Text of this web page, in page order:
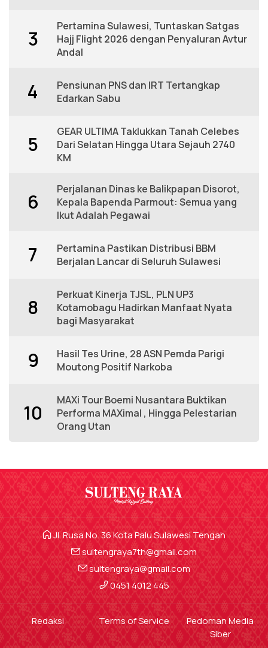
3
Pertamina Sulawesi, Tuntaskan Satgas
Hajj Flight 2026 dengan Penyaluran Avtur
Andal
4
Pensiunan PNS dan IRT Tertangkap
Edarkan Sabu
5
GEAR ULTIMA Taklukkan Tanah Celebes
Dari Selatan Hingga Utara Sejauh 2740
KM
6
Perjalanan Dinas ke Balikpapan Disorot,
Kepala Bapenda Parmout: Semua yang
Ikut Adalah Pegawai
7
Pertamina Pastikan Distribusi BBM
Berjalan Lancar di Seluruh Sulawesi
8
Perkuat Kinerja TJSL, PLN UP3
Kotamobagu Hadirkan Manfaat Nyata
bagi Masyarakat
9
Hasil Tes Urine, 28 ASN Pemda Parigi
Moutong Positif Narkoba
10
MAXi Tour Boemi Nusantara Buktikan
Performa MAXimal , Hingga Pelestarian
Orang Utan
Jl. Rusa No. 36 Kota Palu Sulawesi Tengah
sultengraya7th@gmail.com
sultengraya@gmail.com
0451 4012 445
Redaksi Terms of Service
Pedoman Media
Siber